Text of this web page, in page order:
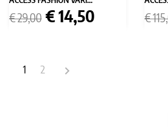
Prezzo
base
€ 29,00 Prezzo
€ 14,50 €
1 2 